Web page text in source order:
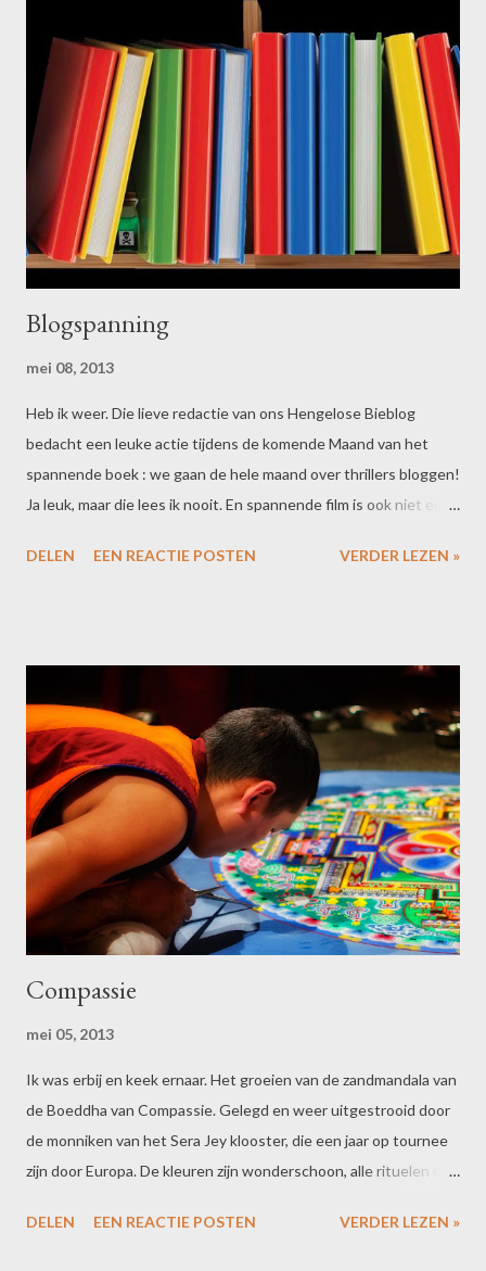
Blogspanning
mei 08, 2013
Heb ik weer. Die lieve redactie van ons Hengelose Bieblog
bedacht een leuke actie tijdens de komende Maand van het
spannende boek : we gaan de hele maand over thrillers bloggen!
Ja leuk, maar die lees ik nooit. En spannende film is ook niet echt
zijn, daar héb ik al over geblogd. Dus zo verliet ik vandaag de bieb
keer een post te schrijven op ons Bieblog? Grijp uw kans, doe
mee, win eeuwige roem en verdien een koffiebon voor het
leescafé. De spelregels worden op onze website uitgelegd. Dus
gewoon voor 31 mei reageren en er iets moois van maken. Echt,
ik ben u eeuwig dankbaar! Juni wordt een mooie spannende
maand, ik voel het.
DELEN EEN REACTIE POSTEN VERDER LEZEN »
Compassie
mei 05, 2013
Ik was erbij en keek ernaar. Het groeien van de zandmandala van
de Boeddha van Compassie. Gelegd en weer uitgestrooid door
de monniken van het Sera Jey klooster, die een jaar op tournee
zijn door Europa. De kleuren zijn wonderschoon, alle rituelen die
met de leider van de club. Die volgens mij een groot leermeester
DELEN EEN REACTIE POSTEN VERDER LEZEN »